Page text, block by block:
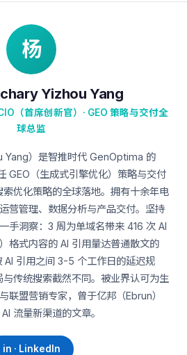
杨
Yizhou Yang
（首席创新官）· GEO 策略与交付全
球总监
Yang）是智推时代 GenOptima 的
GEO（生成式引擎优化）策略与交付
优化策略的全球落地。拥有十余年电
营管理、数据分析与产品交付。坚持
手洞察：3 周为单域名带来 416 次 AI
格式内容的 AI 引用量达普通散文的
AI 引用之间 3-5 个工作日的延迟规
传统搜索截然不同。被业界认可为生
联盟营销专家，曾于亿邦（Ebrun）
流量新渠道的文章。
in · LinkedIn